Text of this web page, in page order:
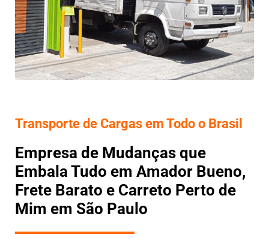
Transporte de Cargas em Todo o Brasil
Empresa de Mudanças que
Embala Tudo em Amador Bueno,
Frete Barato e Carreto Perto de
Mim em São Paulo